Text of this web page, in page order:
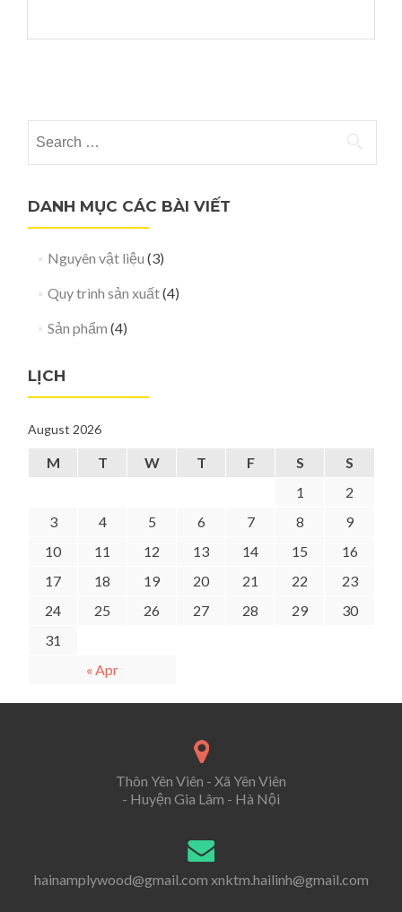
DANH MỤC CÁC BÀI VIẾT
Nguyên vật liệu (3)
Quy trình sản xuất(4)
Sản phẩm (4)
LỊCH
August 2026
M T W T F S S
« Apr
1
2
3
4 5 6 7 8
9
10
11 12 13 14 15
16
17
18 19 20 21 22
23
24
25 26 27 28 29
30
31
Thôn Yên Viên - Xã Yên Viên
- Huyện Gia Lâm - Hà Nội
hainamplywood@gmail.com xnktm.hailinh@gmail.com